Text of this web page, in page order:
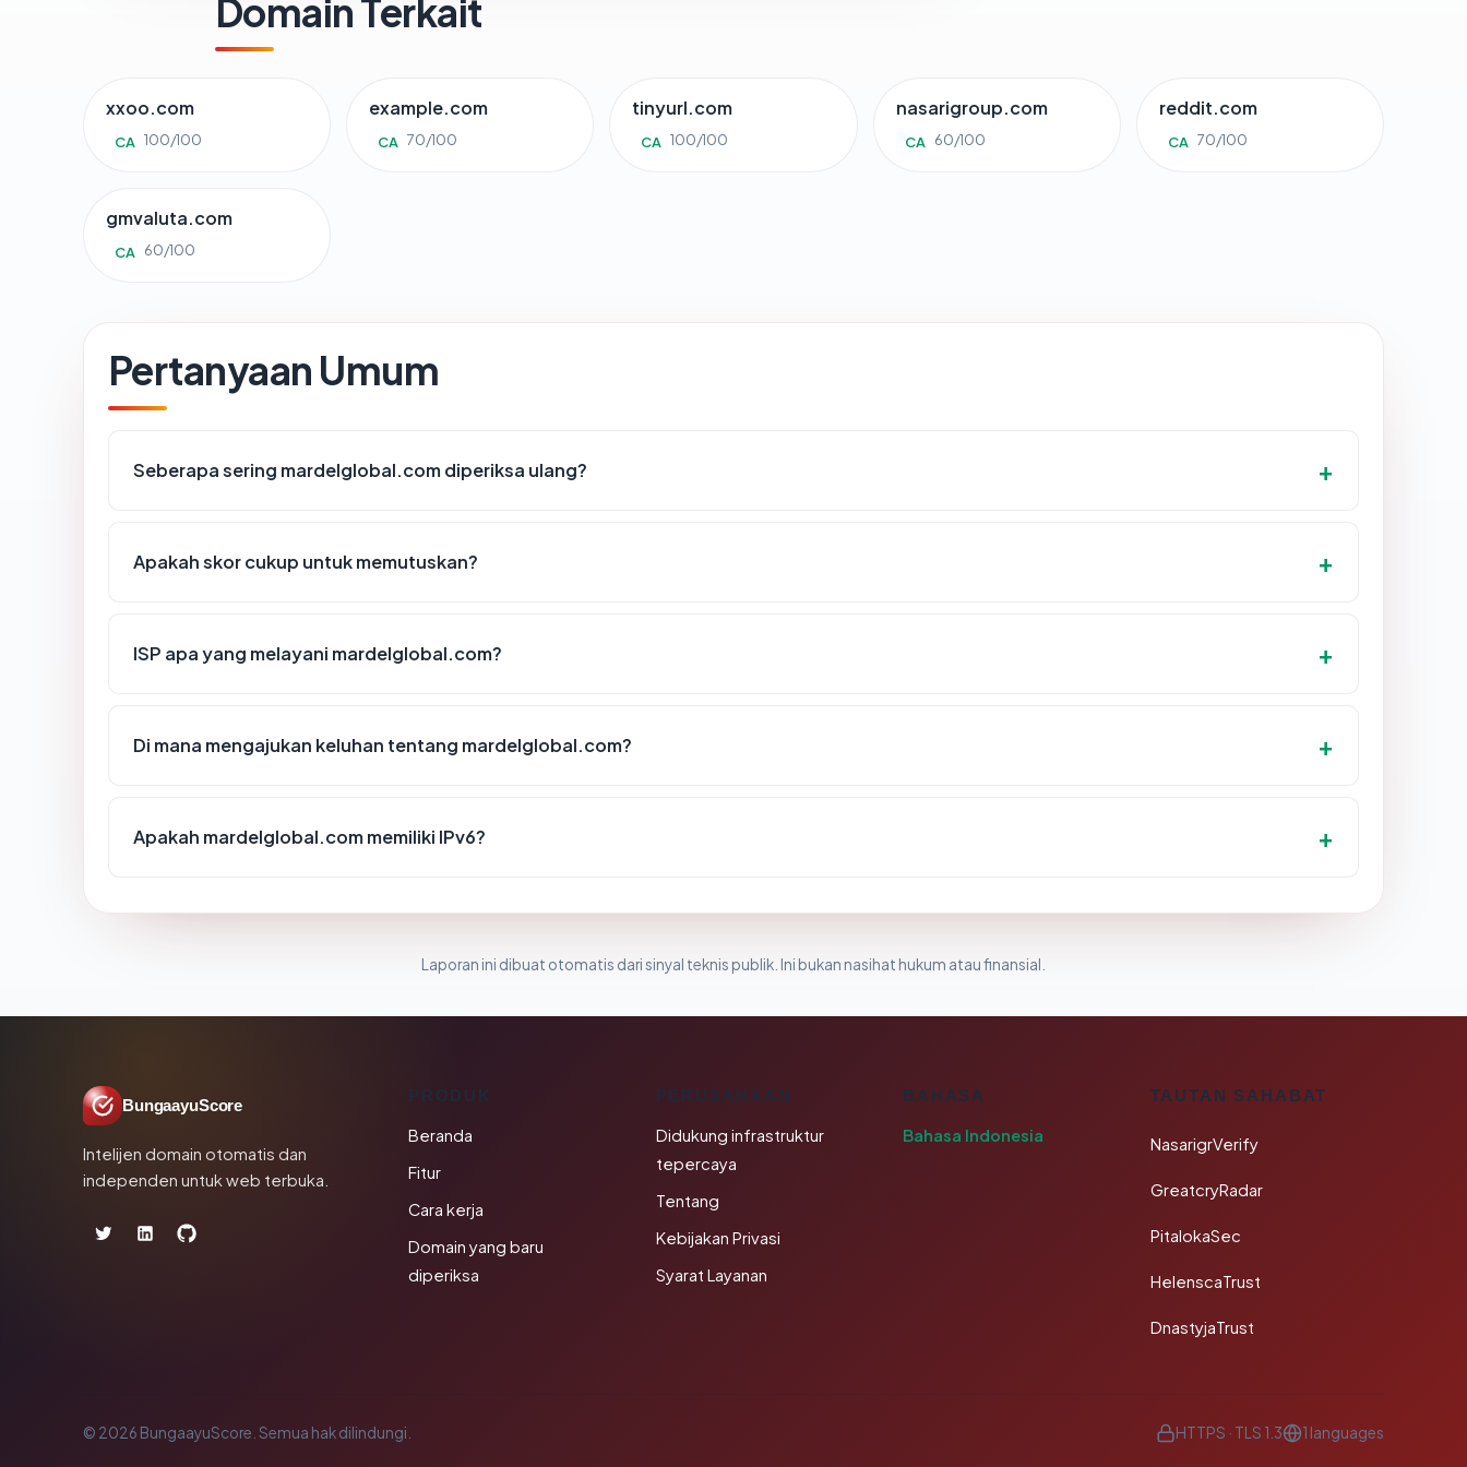
Domain Terkait
xxoo.com
CA 100/100
example.com
CA 70/100
tinyurl.com
CA 100/100
nasarigroup.com
CA 60/100
reddit.com
CA 70/100
gmvaluta.com
CA 60/100
Pertanyaan Umum
Seberapa sering mardelglobal.com diperiksa ulang?
Apakah skor cukup untuk memutuskan?
ISP apa yang melayani mardelglobal.com?
Di mana mengajukan keluhan tentang mardelglobal.com?
Apakah mardelglobal.com memiliki IPv6?
Laporan ini dibuat otomatis dari sinyal teknis publik. Ini bukan nasihat hukum atau finansial.
BungaayuScore
Intelijen domain otomatis dan
independen untuk web terbuka.
Beranda
Fitur
Cara kerja
Domain yang baru
diperiksa
PERUSAHAAN
Didukung infrastruktur
tepercaya
Tentang
Kebijakan Privasi
Syarat Layanan
BAHASA
Bahasa Indonesia
TAUTAN SAHABAT
NasarigrVerify
GreatcryRadar
PitalokaSec
HelenscaTrust
DnastyjaTrust
© 2026 BungaayuScore. Semua hak dilindungi. HTTPS · TLS 1.3 1 languages